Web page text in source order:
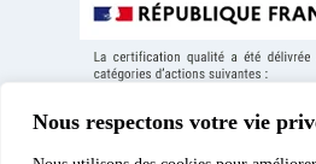
Nous respectons votre vie